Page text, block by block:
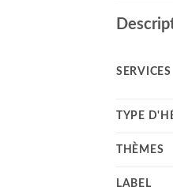
SERVICES
TYPE
THÈMES
LABEL